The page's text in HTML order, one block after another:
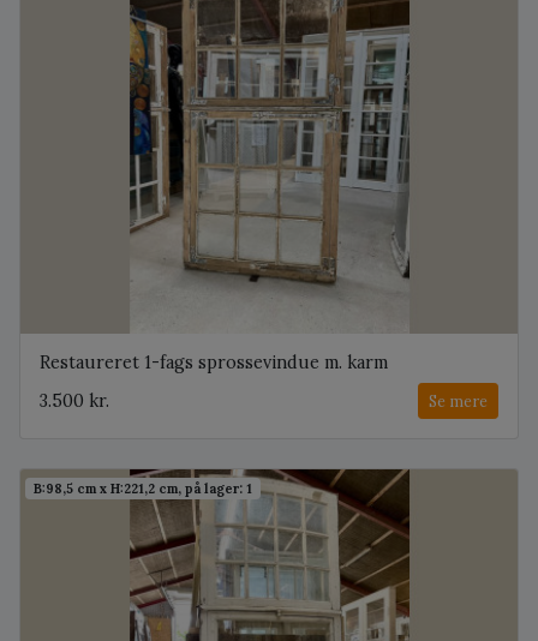
Restaureret 1-fags sprossevindue m. karm
3.500 kr.
Se mere
B:98,5 cm x H:221,2 cm, på lager: 1